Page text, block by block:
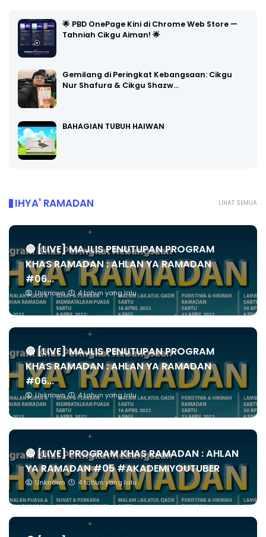
🌟 PBD OnePage Kini di Chrome Web Store —
Tahniah Cikgu Aiman! 🌟
Gemilang di Peringkat Kebangsaan: Cikgu
Nur Shafura & Cikgu Shazw…
BAHAGIAN TUBUH HAIWAN
LIHAT SEMUA
IHYA' RAMADAN
🔴 [LIVE] MAJLIS PENUTUPAN PROGRAM
KHAS RAMADAN : AHLAN YA RAMADAN
#06...
Unknown 4 tahun yang lalu
🔴 [LIVE] MAJLIS PENUTUPAN PROGRAM
KHAS RAMADAN : AHLAN YA RAMADAN
#06...
Unknown 4 tahun yang lalu
🔴 [LIVE] PROGRAM KHAS RAMADAN : AHLAN
YA RAMADAN #05 #AKADEMIYOUTUBER
Unknown 4 tahun yang lalu